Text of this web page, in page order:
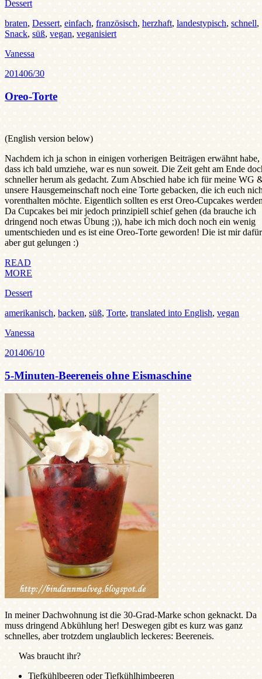
Dessert
braten, Dessert, einfach, französisch, herzhaft, landestypisch, schnell,
Snack, süß, vegan, veganisiert
Vanessa
201406/30
Oreo-Torte
(English version below)
Nachdem ich ja schon in einigen vorherigen Beiträgen erwähnt habe,
dass ich bald umziehe, war es nun soweit. Die Zeit geht am Ende
schneller herum als gedacht. Zum Abschied habe ich für meine WG
unsere Hausgemeinschaft noch eine Torte gebacken, die ich euch
vorenthalten möchte. Eigentlich sollten es erst Oreo-Cupcakes
Da Cupcakes bei mir jedoch prinzipiell schief gehen (da brauche ich
dringend noch etwas Übung ;)), habe ich mich doch noch ein wenig
umentschieden und es ist eine Oreo-Torte geworden! Die ist mir dafür
aber gut gelungen :)
READ
MORE
Dessert
amerikanisch, backen, süß, Torte, translated into English, vegan
Vanessa
201406/10
5-Minuten-Beereneis ohne Eismaschine
In meiner Dachwohnung ist die 30-Grad-Marke schon geknackt. Da
muss dringend Abkühlung her! Deswegen gibt es kurz was ganz
schnelles, aber trotzdem unglaublich leckeres: Beereneis.
Was braucht ihr?
Tiefkühlbeeren oder Tiefkühlhimbeeren